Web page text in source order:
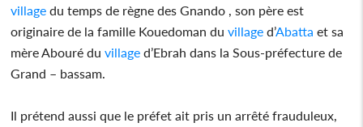
village du temps de règne des Gnando , son père est
originaire de la famille Kouedoman duvillage d’Abatta et sa
mère Abouré duvillage d’Ebrah dans la Sous-préfecture de
Grand – bassam.
Il prétend aussi que le préfet ait pris un arrêté frauduleux,